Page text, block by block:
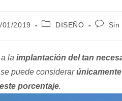
01/2019
Categoría
entrada:
DISEÑO Sin
la implantación del tan
puede considerar
porcentaje.